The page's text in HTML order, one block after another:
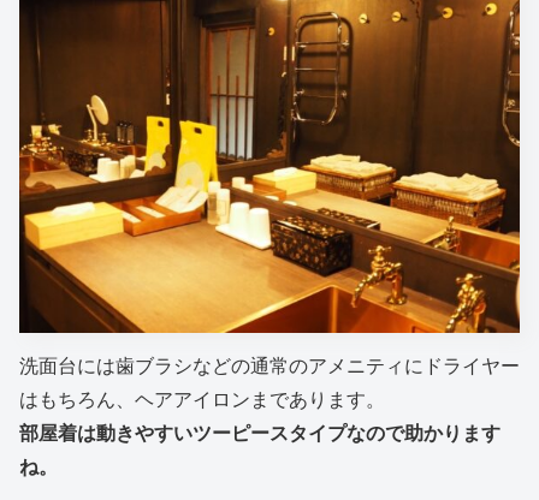
洗面台には歯ブラシなどの通常のアメニティにドライヤー
はもちろん、ヘアアイロンまであります。
部屋着は動きやすいツーピースタイプなので助かります
ね。